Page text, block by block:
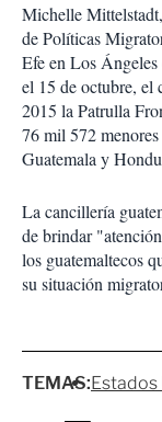
Michelle
de Políticas
Efe en Los
el 15 de octubre, el
2015 la Patrulla
76 mil 572
Guatemala y
La cancillería
de brindar
los guatemaltecos
su situación
TEMAS:Estados